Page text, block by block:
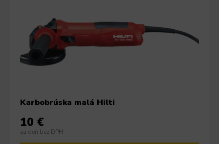
Karbobrúska malá Hilti
10 €
za deň bez DPH